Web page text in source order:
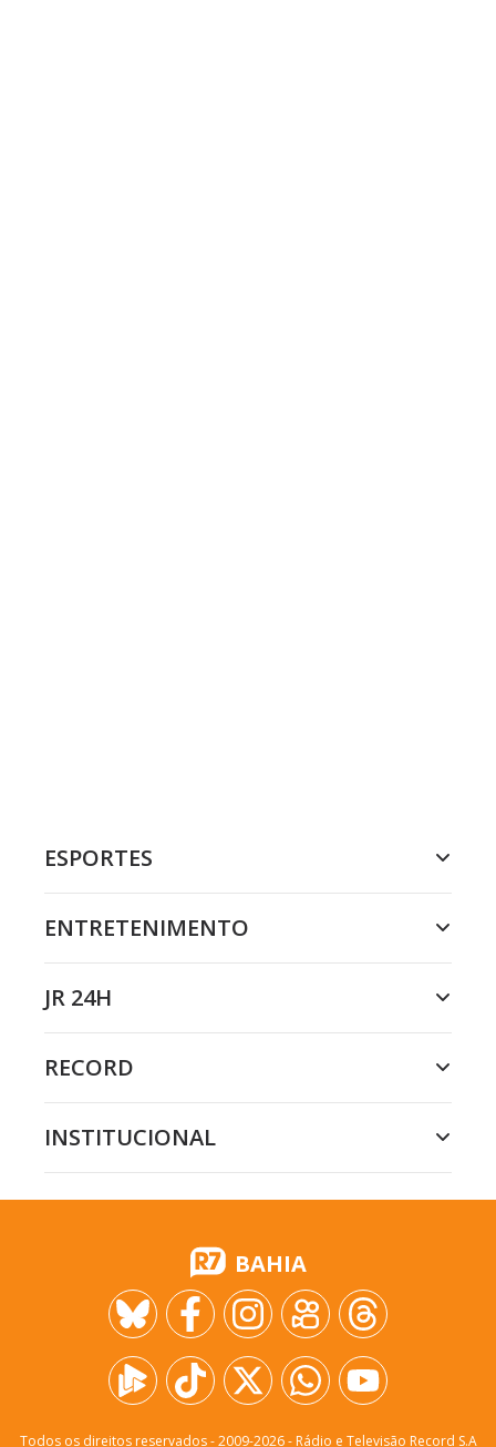
ESPORTES
ENTRETENIMENTO
JR 24H
RECORD
INSTITUCIONAL
BAHIA
Todos os direitos reservados - 2009-2026- Rádio e Televisão Record S.A